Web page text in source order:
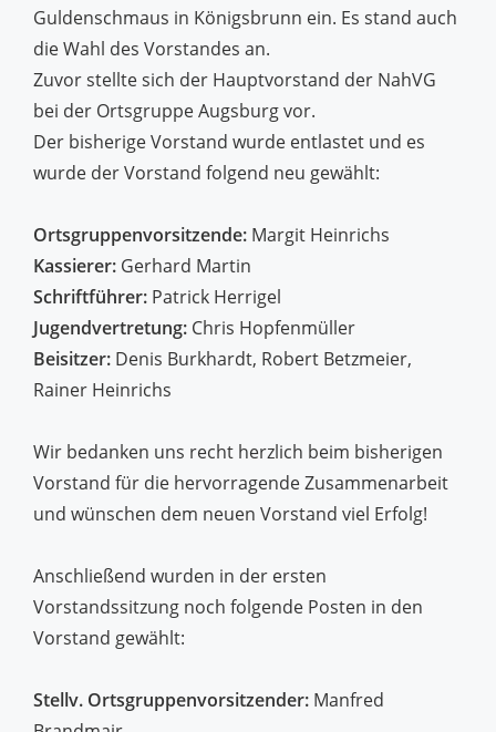
Guldenschmaus in Königsbrunn ein. Es stand auch
die Wahl des Vorstandes an.
Zuvor stellte sich der Hauptvorstand der NahVG
bei der Ortsgruppe Augsburg vor.
Der bisherige Vorstand wurde entlastet und es
wurde der Vorstand folgend neu gewählt:
Ortsgruppenvorsitzende: Margit Heinrichs
Kassierer: Gerhard Martin
Schriftführer: Patrick Herrigel
Jugendvertretung: Chris Hopfenmüller
Beisitzer: Denis Burkhardt, Robert Betzmeier,
Rainer Heinrichs
Wir bedanken uns recht herzlich beim bisherigen
Vorstand für die hervorragende Zusammenarbeit
und wünschen dem neuen Vorstand viel Erfolg!
Anschließend wurden in der ersten
Vorstandssitzung noch folgende Posten in den
Vorstand gewählt:
Stellv. Ortsgruppenvorsitzender: Manfred